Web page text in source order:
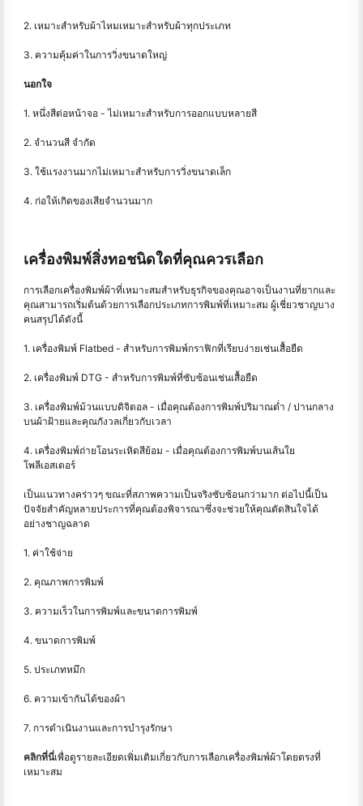
2. เหมาะสำหรับผ้าไหมเหมาะสำหรับผ้าทุกประเภท
3. ความคุ้มค่าในการวิ่งขนาดใหญ่
นอกใจ
1. หนึ่งสีต่อหน้าจอ - ไม่เหมาะสำหรับการออกแบบหลายสี
2. จำนวนสี จำกัด
3. ใช้แรงงานมากไม่เหมาะสำหรับการวิ่งขนาดเล็ก
4. ก่อให้เกิดของเสียจำนวนมาก
เครื่องพิมพ์สิ่งทอชนิดใดที่คุณควรเลือก
การเลือกเครื่องพิมพ์ผ้าที่เหมาะสมสำหรับธุรกิจของคุณอาจเป็นงานที่ยากและ
คุณสามารถเริ่มต้นด้วยการเลือกประเภทการพิมพ์ที่เหมาะสม ผู้เชี่ยวชาญบาง
คนสรุปได้ดังนี้
1. เครื่องพิมพ์ Flatbed - สำหรับการพิมพ์กราฟิกที่เรียบง่ายเช่นเสื้อยืด
2. เครื่องพิมพ์ DTG - สำหรับการพิมพ์ที่ซับซ้อนเช่นเสื้อยืด
3. เครื่องพิมพ์ม้วนแบบดิจิตอล - เมื่อคุณต้องการพิมพ์ปริมาณต่ำ / ปานกลาง
บนผ้าฝ้ายและคุณกังวลเกี่ยวกับเวลา
4. เครื่องพิมพ์ถ่ายโอนระเหิดสีย้อม - เมื่อคุณต้องการพิมพ์บนเส้นใย
โพลีเอสเตอร์
เป็นแนวทางคร่าวๆ ขณะที่สภาพความเป็นจริงซับซ้อนกว่ามาก ต่อไปนี้เป็น
ปัจจัยสําคัญหลายประการที่คุณต้องพิจารณาซึ่งจะช่วยให้คุณตัดสินใจได้
อย่างชาญฉลาด
1. ค่าใช้จ่าย
2. คุณภาพการพิมพ์
3. ความเร็วในการพิมพ์และขนาดการพิมพ์
4. ขนาดการพิมพ์
5. ประเภทหมึก
6. ความเข้ากันได้ของผ้า
7. การดำเนินงานและการบำรุงรักษา
คลิกที่นี่เพื่อดูรายละเอียดเพิ่มเติมเกี่ยวกับการเลือกเครื่องพิมพ์ผ้าโดยตรงที่
เหมาะสม